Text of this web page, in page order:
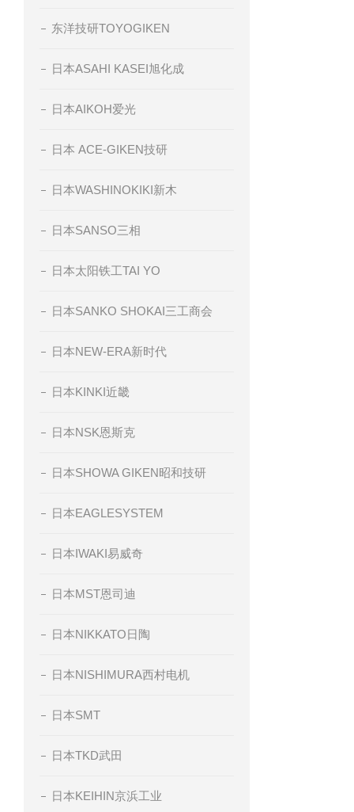
东洋技研TOYOGIKEN
日本ASAHI KASEI旭化成
日本AIKOH爱光
日本 ACE-GIKEN技研
日本WASHINOKIKI新木
日本SANSO三相
日本太阳铁工TAI YO
日本SANKO SHOKAI三工商会
日本NEW-ERA新时代
日本KINKI近畿
日本NSK恩斯克
日本SHOWA GIKEN昭和技研
日本EAGLESYSTEM
日本IWAKI易威奇
日本MST恩司迪
日本NIKKATO日陶
日本NISHIMURA西村电机
日本SMT
日本TKD武田
日本KEIHIN京浜工业